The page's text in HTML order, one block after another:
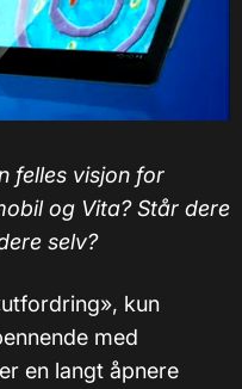
felles visjon for
og Vita? Står dere
selv?
kun
med
en langt åpnere